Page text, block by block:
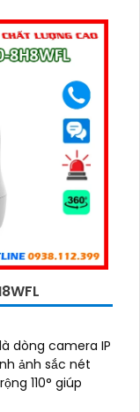
dòng camera IP
ảnh sắc nét